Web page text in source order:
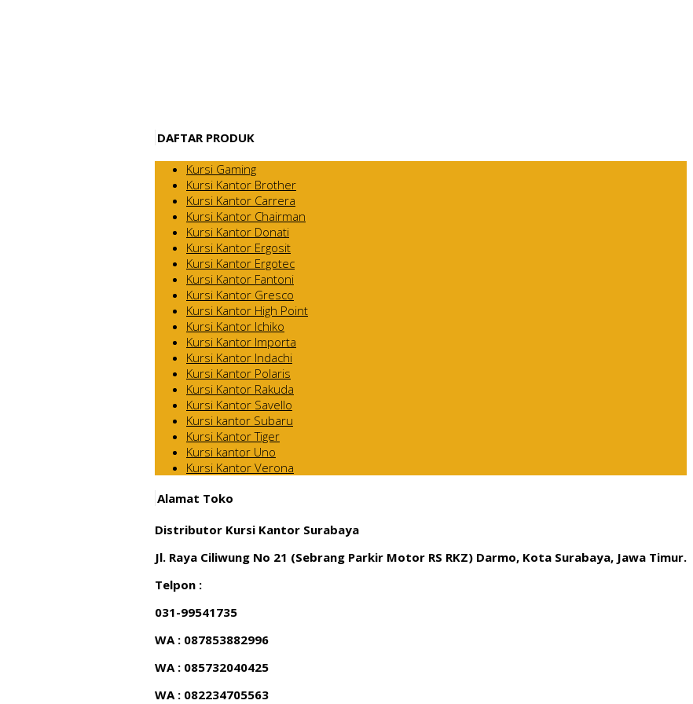
DAFTAR PRODUK
Kursi Gaming
Kursi Kantor Brother
Kursi Kantor Carrera
Kursi Kantor Chairman
Kursi Kantor Donati
Kursi Kantor Ergosit
Kursi Kantor Ergotec
Kursi Kantor Fantoni
Kursi Kantor Gresco
Kursi Kantor High Point
Kursi Kantor Ichiko
Kursi Kantor Importa
Kursi Kantor Indachi
Kursi Kantor Polaris
Kursi Kantor Rakuda
Kursi Kantor Savello
Kursi kantor Subaru
Kursi Kantor Tiger
Kursi kantor Uno
Kursi Kantor Verona
Alamat Toko
Distributor Kursi Kantor Surabaya
Jl. Raya Ciliwung No 21 (Sebrang Parkir Motor RS RKZ) Darmo, Kota Surabaya, Jawa Timur.
Telpon :
031-99541735
WA : 087853882996
WA : 085732040425
WA : 082234705563